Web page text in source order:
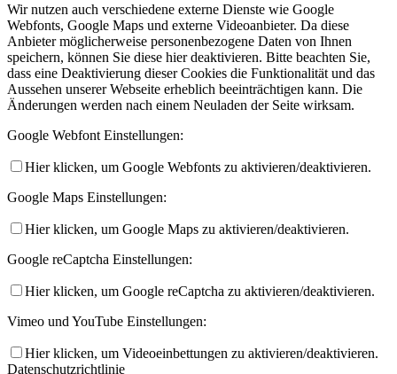
Wir nutzen auch verschiedene externe Dienste wie Google
Webfonts, Google Maps und externe Videoanbieter. Da diese
Anbieter möglicherweise personenbezogene Daten von Ihnen
speichern, können Sie diese hier deaktivieren. Bitte beachten Sie,
dass eine Deaktivierung dieser Cookies die Funktionalität und das
Aussehen unserer Webseite erheblich beeinträchtigen kann. Die
Änderungen werden nach einem Neuladen der Seite wirksam.
Google Webfont Einstellungen:
Hier klicken, um Google Webfonts zu aktivieren/deaktivieren.
Google Maps Einstellungen:
Hier klicken, um Google Maps zu aktivieren/deaktivieren.
Google reCaptcha Einstellungen:
Hier klicken, um Google reCaptcha zu aktivieren/deaktivieren.
Vimeo und YouTube Einstellungen:
Hier klicken, um Videoeinbettungen zu aktivieren/deaktivieren.
Datenschutzrichtlinie